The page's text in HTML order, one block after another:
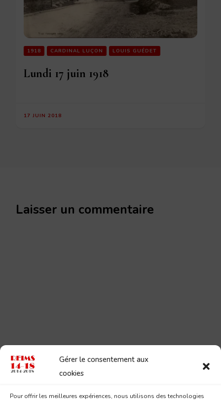
Gérer le consentement aux
cookies
Pour offrir les meilleures expériences, nous utilisons des technologies
1918 CARDINAL LUÇON LOUIS GUÉDET
Lundi 17 juin 1918
17 JUIN 2018
Laisser un commentaire